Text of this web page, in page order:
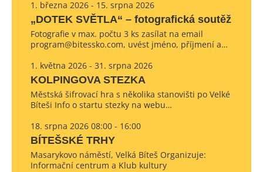
1. března 2026 - 15. srpna 2026
„DOTEK SVĚTLA“ – fotografická soutěž
Fotografie v max. počtu 3 ks zasílat na email
program@bitessko.com, uvést jméno, příjmení a…
1. května 2026 - 31. srpna 2026
KOLPINGOVA STEZKA
Městská šifrovací hra s několika stanovišti po Velké
Bíteši Info o startu stezky na webu…
18. srpna 2026 08:00 - 16:00
BÍTEŠSKÉ TRHY
Masarykovo náměstí, Velká Bíteš Organizuje:
Informační centrum a Klub kultury